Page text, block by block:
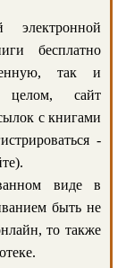
бесплатно
так и
целом, сайт
с книгами
-
виде в
быть не
то также